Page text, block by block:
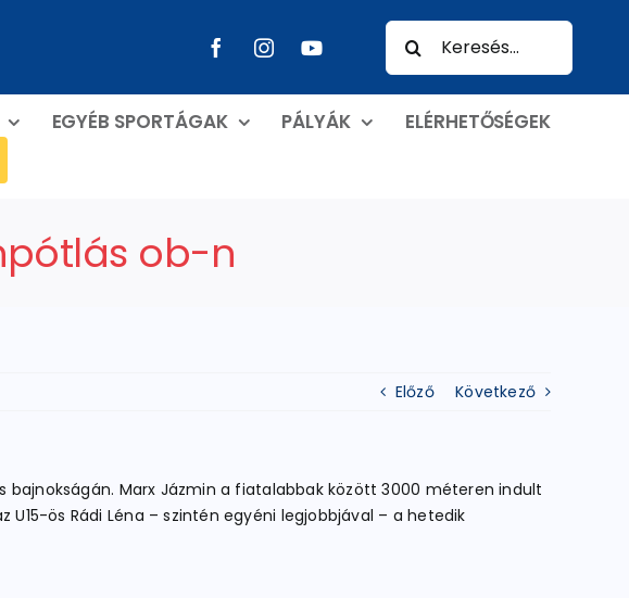
Keresés...
EGYÉB SPORTÁGAK PÁLYÁK ELÉRHETŐSÉGEK
ob-n
Előző Következő
bajnokságán. Marx Jázmin a fiatalabbak között 3000 méteren indult
ös Rádi Léna – szintén egyéni legjobbjával – a hetedik